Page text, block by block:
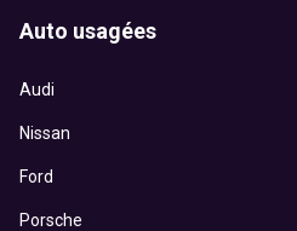
Auto usagées
Audi
Nissan
Ford
Porsche